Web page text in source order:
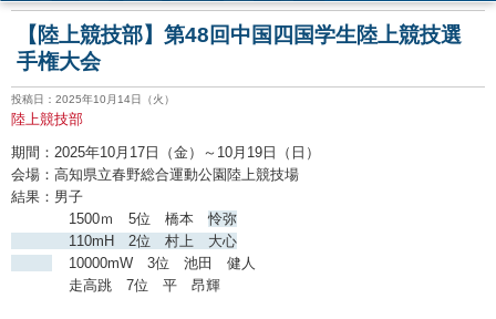
【陸上競技部】第48回中国四国学生陸上競技選
手権大会
投稿日：2025年10月14日（火）
陸上競技部
期間：2025年10月17日（金）～10月19日（日）
会場：高知県立春野総合運動公園陸上競技場
結果：男子
1500ｍ 5位 橋本怜弥
110mH 2位 村上 大心
10000mW 3位 池田 健人
走高跳 7位 平 昂輝